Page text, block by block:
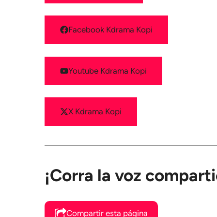
Facebook Kdrama Kopi
Youtube Kdrama Kopi
X Kdrama Kopi
¡Corra la voz
Compartir esta página